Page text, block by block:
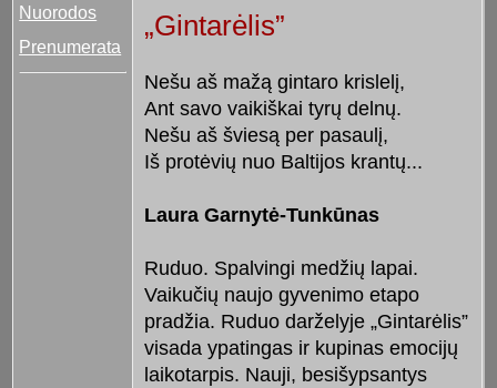
Nuorodos
Prenumerata
„Gintarėlis”
Nešu aš mažą gintaro krislelį,
Ant savo vaikiškai tyrų delnų.
Nešu aš šviesą per pasaulį,
Iš protėvių nuo Baltijos krantų...
Laura Garnytė-Tunkūnas
Ruduo. Spalvingi medžių lapai.
Vaikučių naujo gyvenimo etapo
pradžia. Ruduo darželyje „Gintarėlis”
visada ypatingas ir kupinas emocijų
laikotarpis. Nauji, besišypsantys